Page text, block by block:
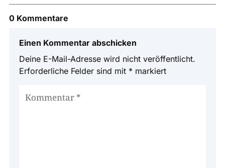
0 Kommentare
Einen Kommentar abschicken
Deine E-Mail-Adresse wird nicht veröffentlicht.
Erforderliche Felder sind mit * markiert